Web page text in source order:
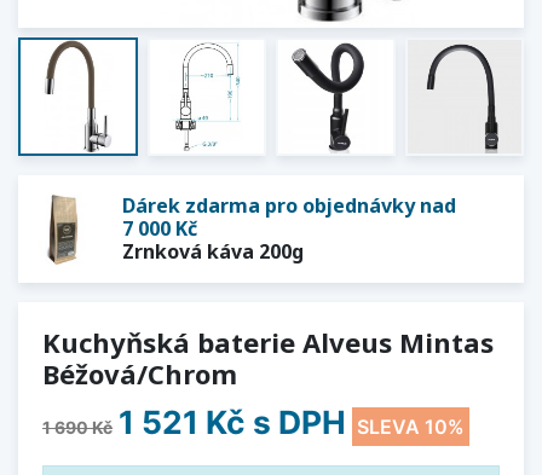
Dárek zdarma pro objednávky nad
7 000 Kč
Zrnková káva 200g
Kuchyňská baterie Alveus Mintas
Béžová/Chrom
1 690 Kč 1 521 Kč s DPH SLEVA 10%